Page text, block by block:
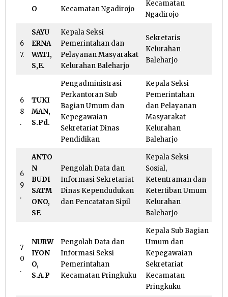
O
Kecamatan Ngadirojo
Kecamatan
Ngadirojo
6
7.
SAYU
ERNA
WATI,
S,E.
Kepala Seksi
Pemerintahan dan
Pelayanan Masyarakat
Kelurahan Baleharjo
Sekretaris
Kelurahan
Baleharjo
6
8
.
TUKI
MAN,
S.Pd.
Pengadministrasi
Perkantoran Sub
Bagian Umum dan
Kepegawaian
Sekretariat Dinas
Pendidikan
Kepala Seksi
Pemerintahan
dan Pelayanan
Masyarakat
Kelurahan
Baleharjo
6
9
.
ANTO
N
BUDI
SATM
ONO,
SE
Pengolah Data dan
Informasi Sekretariat
Dinas Kependudukan
dan Pencatatan Sipil
Kepala Seksi
Sosial,
Ketentraman dan
Ketertiban Umum
Kelurahan
Baleharjo
7
0
.
NURW
IYON
O,
S.A.P
Pengolah Data dan
Informasi Seksi
Pemerintahan
Kecamatan Pringkuku
Kepala Sub Bagian
Umum dan
Kepegawaian
Sekretariat
Kecamatan
Pringkuku